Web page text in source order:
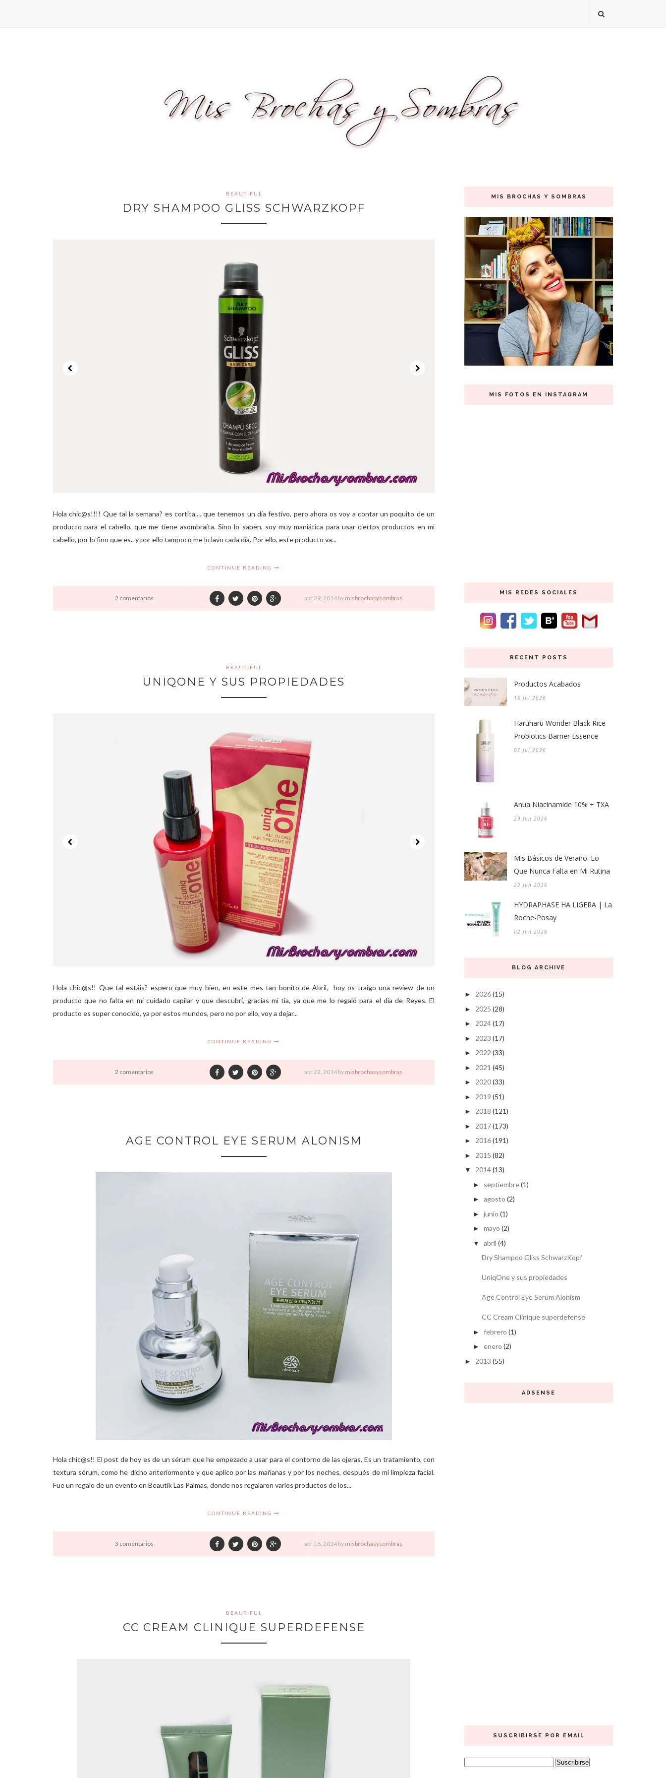
BEAUTIFUL
DRY SHAMPOO GLISS SCHWARZKOPF
Hola chic@s!!!! Que tal la semana? es cortita.... que tenemos un día festivo, pero ahora os voy a contar un poquito de un
producto para el cabello, que me tiene asombraíta. Sino lo saben, soy muy maniática para usar ciertos productos en mi
cabello, por lo fino que es.. y por ello tampoco me lo lavo cada día. Por ello, este producto va...
CONTINUE READING
2 comentarios abr29, 2014 by misbrochasysombras
BEAUTIFUL
UNIQONE Y SUS PROPIEDADES
Hola chic@s!! Que tal estáis? espero que muy bien, en este mes tan bonito de Abril, hoy os traigo una review de un
producto que no falta en mi cuidado capilar y que descubrí, gracias mi tia, ya que me lo regaló para el día de Reyes. El
producto es super conocido, ya por estos mundos, pero no por ello, voy a dejar...
CONTINUE READING
2 comentarios abr22, 2014 by misbrochasysombras
AGE CONTROL EYE SERUM ALONISM
Hola chic@s!! El post de hoy es de un sérum que he empezado a usar para el contorno de las ojeras. Es un tratamiento, con
textura sérum, como he dicho anteriormente y que aplico por las mañanas y por los noches, después de mi limpieza facial.
Fue un regalo de un evento en Beautik Las Palmas, donde nos regalaron varios productos de los...
CONTINUE READING
3 comentarios abr 16, 2014 by misbrochasysombras
BEAUTIFUL
CC CREAM CLINIQUE SUPERDEFENSE
MIS BROCHAS Y SOMBRAS
MIS FOTOS EN INSTAGRAM
MIS REDES SOCIALES
RECENT POSTS
Productos Acabados
16 Jul 2026
Haruharu Wonder Black Rice
Probiotics Barrier Essence
07 Jul 2026
Anua Niacinamide 10% + TXA
29 Jun 2026
Mis Básicos de Verano: Lo
Que Nunca Falta en Mi Rutina
22 Jun 2026
HYDRAPHASE HA LIGERA | La
Roche-Posay
02 Jun 2026
BLOG ARCHIVE
► 2026(15)
► 2025 (28)
► 2024(17)
► 2023 (17)
► 2022 (33)
► 2021 (45)
► 2020(33)
► 2019 (51)
► 2018 (121)
► 2017(173)
► 2016(191)
► 2015 (82)
▼ 2014(13)
► septiembre(1)
► agosto (2)
► junio (1)
► mayo (2)
▼ abril (4)
Dry Shampoo Gliss SchwarzKopf
UniqOne y sus propiedades
Age Control Eye Serum Alonism
CC Cream Clinique superdefense
► febrero (1)
► enero (2)
► 2013 (55)
ADSENSE
SUSCRIBIRSE POR EMAIL